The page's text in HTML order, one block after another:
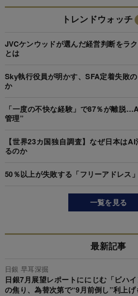
トレンドウォッチ
JVCケンウッドが選んだ経営判断をラ
とは
Sky執行役員が明かす、SFA定着失敗
か
「一度の不快な経験」で87％が離脱
管理”
【世界23カ国独自調査】なぜ日本は
るのか
50％以上が失敗する「フリーアドレス
一覧を見る
最新記事
日銀 早耳深掘
日銀7月展望レポートににじむ「ビハ
の焦り、為替次第で“9月前倒し”利上げ